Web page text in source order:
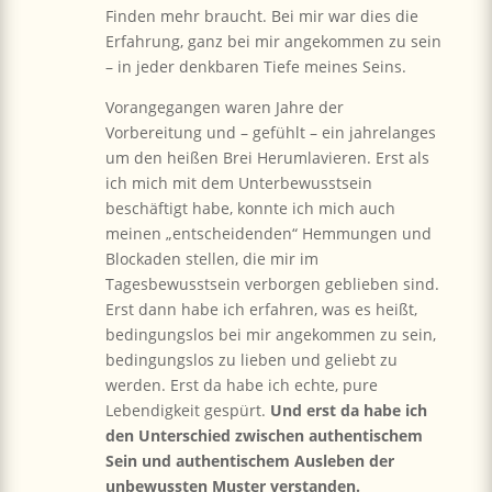
Finden mehr braucht. Bei mir war dies die
Erfahrung, ganz bei mir angekommen zu sein
– in jeder denkbaren Tiefe meines Seins.
Vorangegangen waren Jahre der
Vorbereitung und – gefühlt – ein jahrelanges
um den heißen Brei Herumlavieren. Erst als
ich mich mit dem Unterbewusstsein
beschäftigt habe, konnte ich mich auch
meinen „entscheidenden“ Hemmungen und
Blockaden stellen, die mir im
Tagesbewusstsein verborgen geblieben sind.
Erst dann habe ich erfahren, was es heißt,
bedingungslos bei mir angekommen zu sein,
bedingungslos zu lieben und geliebt zu
werden. Erst da habe ich echte, pure
Lebendigkeit gespürt. Und erst da habe ich
den Unterschied zwischen authentischem
Sein und authentischem Ausleben der
unbewussten Muster verstanden.